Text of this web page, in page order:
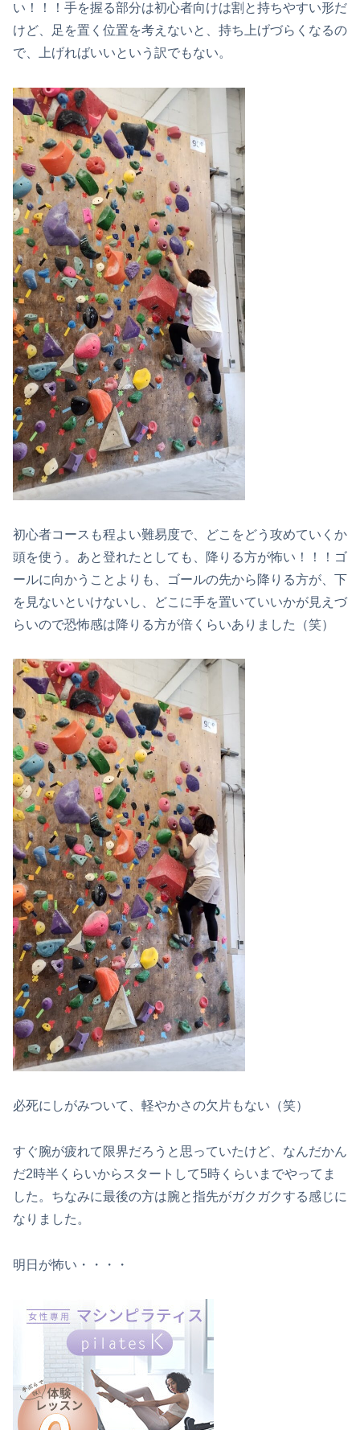
い！！！手を握る部分は初心者向けは割と持ちやすい形だ
けど、足を置く位置を考えないと、持ち上げづらくなるの
で、上げればいいという訳でもない。
初心者コースも程よい難易度で、どこをどう攻めていくか
頭を使う。あと登れたとしても、降りる方が怖い！！！ゴ
ールに向かうことよりも、ゴールの先から降りる方が、下
を見ないといけないし、どこに手を置いていいかが見えづ
らいので恐怖感は降りる方が倍くらいありました（笑）
必死にしがみついて、軽やかさの欠片もない（笑）
すぐ腕が疲れて限界だろうと思っていたけど、なんだかん
だ2時半くらいからスタートして5時くらいまでやってま
した。ちなみに最後の方は腕と指先がガクガクする感じに
なりました。
明日が怖い・・・・